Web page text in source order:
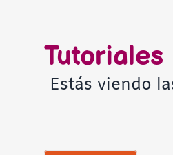
Tutoriales
Estás viendo